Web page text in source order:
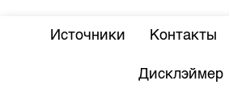
Источники Контакты
Дисклэймер